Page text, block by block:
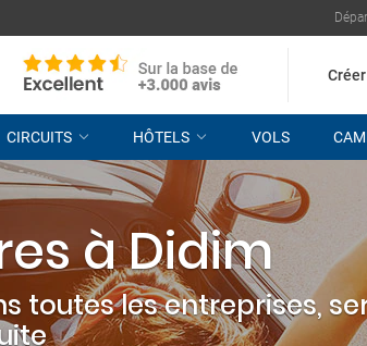
CIRCUITS HÔTELS VOLS
à Didim
toutes les entreprises,